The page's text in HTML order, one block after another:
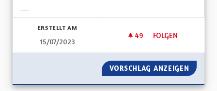
ERSTELLT AM
15/07/2023
49 49 FOLLOWER
FOLGEN
UNE VRAIE
VORSCHLAG ANZEIGEN UNE